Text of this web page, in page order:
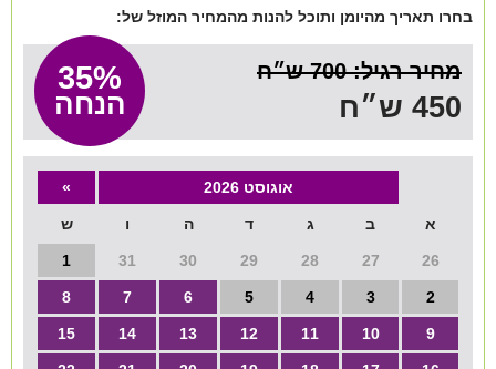
טיפים לאירוע
מה שכולם שואלים
צור קשר
מועדון לקוחות
בחרו תאריך מהיומן ותוכל להנות מהמחיר המוזל של:
35%
הנחה
מחיר רגיל: 700 ש״ח
450 ש״ח
אוגוסט 2026 »
א ב ג ד ה ו ש
26
27
28
29
30
31
1
2
3
4
5
6
7
8
9
10
11
12
13
14
15